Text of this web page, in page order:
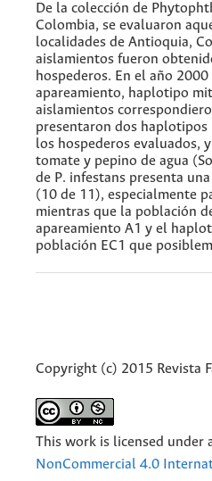
De la colección de
Colombia, se evaluaron
localidades de Antioquia,
aislamientos fueron
hospederos. En el año
apareamiento, haplotipo
aislamientos
presentaron dos
los hospederos evaluados,
tomate y pepino de agua
de P. infestans presenta
(10 de 11), especialmente
mientras que la población
apareamiento A1 y el
población EC1 que
Copyright (c) 2015 Revista
This work is licensed under
NonCommercial 4.0